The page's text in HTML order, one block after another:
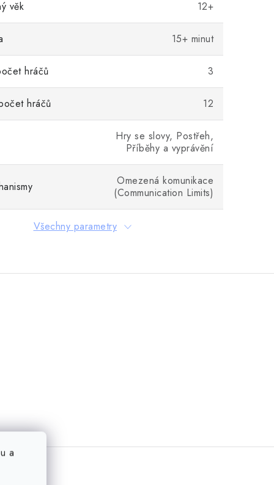
a
věk 12+
15+ minut
hráčů 3
hráčů 12
Hry se slovy, Postřeh,
Příběhy a vyprávění
Omezená komunikace
(Communication Limits)
Všechny parametry